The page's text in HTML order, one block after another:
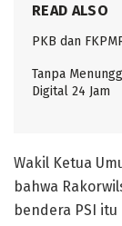
READ ALSO
PKB dan
Tanpa
Digital 24 Jam
Wakil Ketua
bahwa
bendera PSI